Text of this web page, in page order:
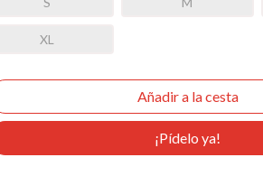
XL
¡Pídelo ya!